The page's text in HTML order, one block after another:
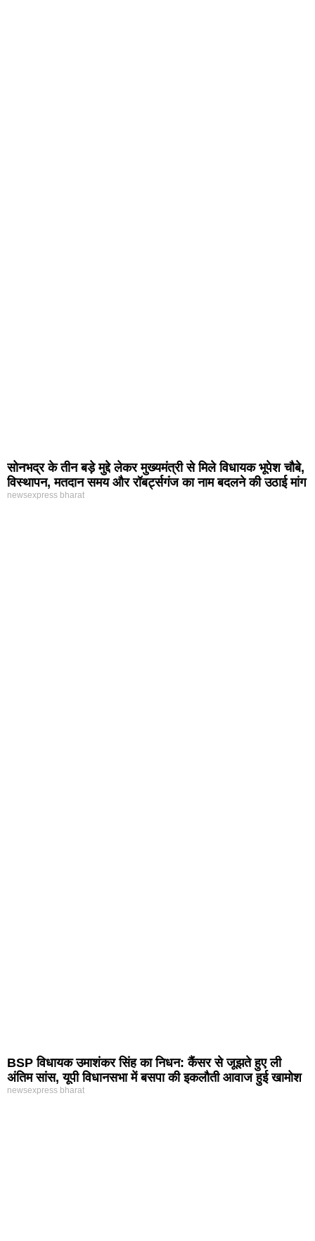
सोनभद्र के तीन बड़े मुद्दे लेकर मुख्यमंत्री से मिले विधायक भूपेश चौबे,
विस्थापन, मतदान समय और रॉबर्ट्सगंज का नाम बदलने की उठाई मांग
newsexpress bharat
BSP विधायक उमाशंकर सिंह का निधन: कैंसर से जूझते हुए ली
अंतिम सांस, यूपी विधानसभा में बसपा की इकलौती आवाज हुई खामोश
newsexpress bharat